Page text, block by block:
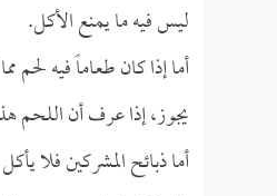
ليس فيه ما يمنع الأكل.
أما إذا كان طعاماً فيه لحم
يجوز، إذا عرف أن اللحم
أما ذبائح المشركين فلا